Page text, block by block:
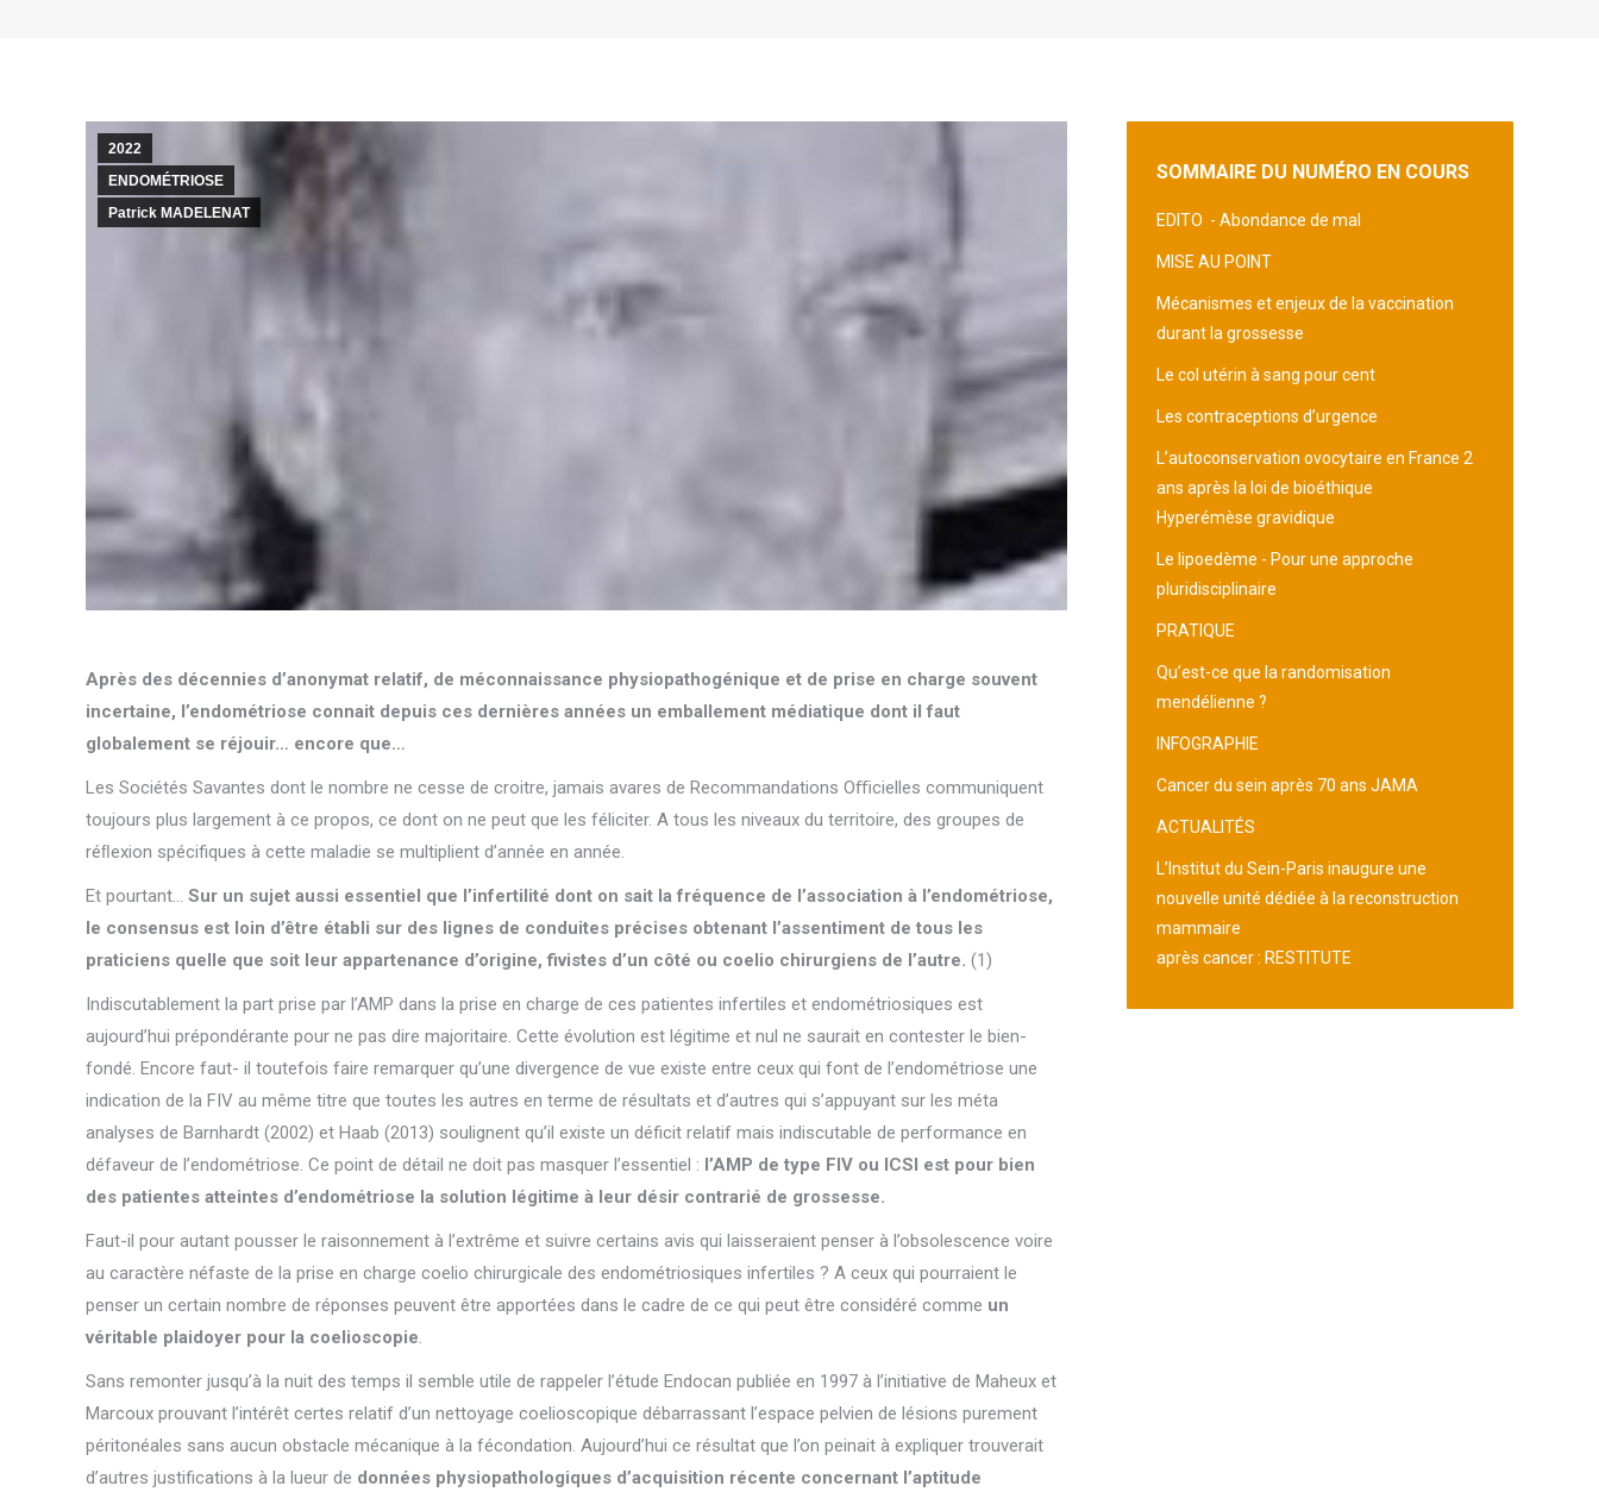
2022
ENDOMÉTRIOSE
Patrick MADELENAT
Après des décennies d’anonymat relatif, de méconnaissance physiopathogénique et de prise en charge souvent
incertaine, l’endométriose connait depuis ces dernières années un emballement médiatique dont il faut
globalement se réjouir… encore que…
Les Sociétés Savantes dont le nombre ne cesse de croitre, jamais avares de Recommandations Oﬃcielles communiquent
toujours plus largement à ce propos, ce dont on ne peut que les féliciter. A tous les niveaux du territoire, des groupes de
réﬂexion spécifiques à cette maladie se multiplient d’année en année.
Et pourtant… Sur un sujet aussi essentiel que l’infertilité dont on sait la fréquence de l’association à l’endométriose,
le consensus est loin d’être établi sur des lignes de conduites précises obtenant l’assentiment de tous les
praticiens quelle que soit leur appartenance d’origine, fivistes d’un côté ou coelio chirurgiens de l’autre. (1)
Indiscutablement la part prise par l’AMP dans la prise en charge de ces patientes infertiles et endométriosiques est
aujourd’hui prépondérante pour ne pas dire majoritaire. Cette évolution est légitime et nul ne saurait en contester le bien-
fondé. Encore faut- il toutefois faire remarquer qu’une divergence de vue existe entre ceux qui font de l’endométriose une
indication de la FIV au même titre que toutes les autres en terme de résultats et d’autres qui s’appuyant sur les méta
analyses de Barnhardt (2002) et Haab (2013) soulignent qu’il existe un déficit relatif mais indiscutable de performance en
défaveur de l’endométriose. Ce point de détail ne doit pas masquer l’essentiel : l’AMP de type FIV ou ICSI est pour bien
des patientes atteintes d’endométriose la solution légitime à leur désir contrarié de grossesse.
Faut-il pour autant pousser le raisonnement à l’extrême et suivre certains avis qui laisseraient penser à l’obsolescence voire
au caractère néfaste de la prise en charge coelio chirurgicale des endométriosiques infertiles ? A ceux qui pourraient le
penser un certain nombre de réponses peuvent être apportées dans le cadre de ce qui peut être considéré comme un
véritable plaidoyer pour la coelioscopie.
Sans remonter jusqu’à la nuit des temps il semble utile de rappeler l’étude Endocan publiée en 1997 à l’initiative de Maheux et
Marcoux prouvant l’intérêt certes relatif d’un nettoyage coelioscopique débarrassant l’espace pelvien de lésions purement
péritonéales sans aucun obstacle mécanique à la fécondation. Aujourd’hui ce résultat que l’on peinait à expliquer trouverait
d’autres justifications à la lueur de données physiopathologiques d’acquisition récente concernant l’aptitude
SOMMAIRE DU NUMÉRO EN COURS
EDITO - Abondance de mal
MISE AU POINT
Mécanismes et enjeux de la vaccination
durant la grossesse
Le col utérin à sang pour cent
Les contraceptions d’urgence
L’autoconservation ovocytaire en France 2
ans après la loi de bioéthique
Hyperémèse gravidique
Le lipoedème - Pour une approche
pluridisciplinaire
PRATIQUE
Qu’est-ce que la randomisation
mendélienne ?
INFOGRAPHIE
Cancer du sein après 70 ans JAMA
ACTUALITÉS
L’Institut du Sein-Paris inaugure une
nouvelle unité dédiée à la reconstruction
mammaire
après cancer : RESTITUTE